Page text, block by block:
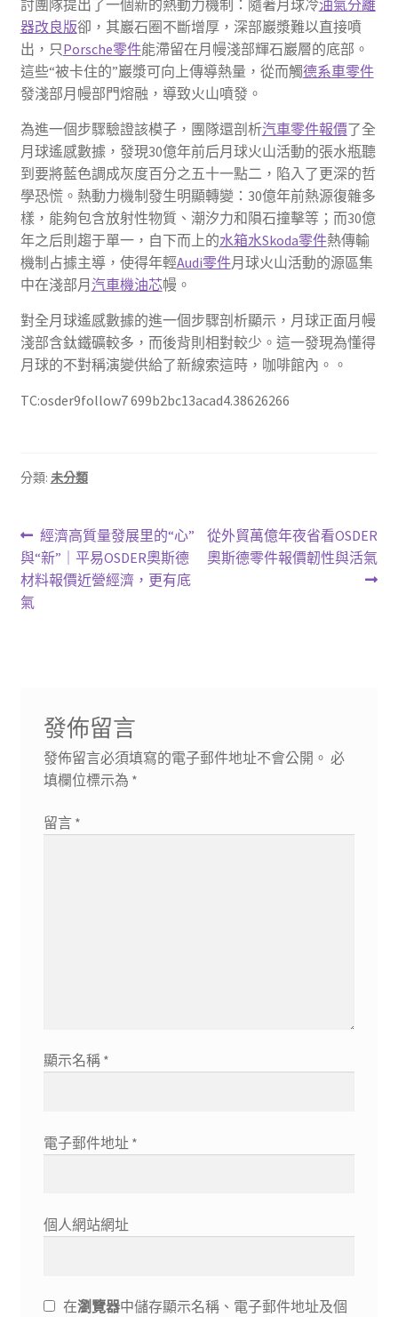
討團隊提出了一個新的熱動力機制：隨著月球冷油氣分離
器改良版卻，其巖石圈不斷增厚，深部巖漿難以直接噴
出，只Porsche零件能滯留在月幔淺部輝石巖層的底部。
這些“被卡住的”巖漿可向上傳導熱量，從而觸德系車零件
發淺部月幔部門熔融，導致火山噴發。
為進一個步驟驗證該模子，團隊還剖析汽車零件報價了全
月球遙感數據，發現30億年前后月球火山活動的張水瓶聽
到要將藍色調成灰度百分之五十一點二，陷入了更深的哲
學恐慌。熱動力機制發生明顯轉變：30億年前熱源復雜多
樣，能夠包含放射性物質、潮汐力和隕石撞擊等；而30億
年之后則趨于單一，自下而上的水箱水Skoda零件熱傳輸
機制占據主導，使得年輕Audi零件月球火山活動的源區集
中在淺部月 汽車機油芯幔。
對全月球遙感數據的進一個步驟剖析顯示，月球正面月幔
淺部含鈦鐵礦較多，而後背則相對較少。這一發現為懂得
月球的不對稱演變供給了新線索這時，咖啡館內。。
TC:osder9follow7 699b2bc13acad4.38626266
分類: 未分類
文
章
導
上
一
篇
經濟高質量發展里的“心”
與“新”｜平易OSDER奧斯德
材料報價近營經濟，更有底
氣
下
一
從外貿萬億年夜省看OSDER
奧斯德零件報價韌性與活氣
發佈留言
發佈留言必須填寫的電子郵件地址不會公開。 必
填欄位標示為 *
留言 *
顯示名稱 *
電子郵件地址 *
個人網站網址
在瀏覽器中儲存顯示名稱、電子郵件地址及個